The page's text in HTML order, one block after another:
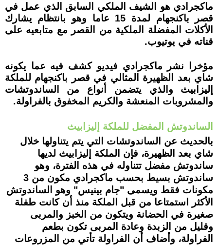
ماكجرادي هو الشيف الملكي السابق الذي عمل في
قصر باكنجهام لمدة 15 عاما وهو بانتظام يشارك
الأكلات المفضلة الملكية من القصر مع متابعيه على
قناته في يوتيوب.
مؤخرا نشر ماكجرادي فيديو كشف فيه عما يكونه
شاي بعد الظهيرة المثالي في قصر باكنجهام للملكة
إليزابيث والذي يتضمن أنواع من الساندوتشات
والمشروبات المنعشة والكريم المخفوق بالفراولة.
الساندوتش المفضل للملكة إليزابيث
بالحديث عن الساندوتشات التي يتم يتناولها خلال
شاي بعد الظهيرة، فإن الملكة إليزابيث لديها
ساندوتش مفضل تتناوله في هذه الفترة، وهو
ساندوتش بسيط بحسب ماكجرادي مكون من 3
مكونات فقط ويسمى "جام بينيس" وهو الساندوتش
الأكثر استمتاعا من قبل الملكة منذ أن كانت طفلة
صغيرة في الحضانة ويتكون من الخبز والمربى
وقليل من الزبدة وعادة المربى تكون بطعم
الفراولة، وأضاف أن الفراولة تأتي من المزروعات